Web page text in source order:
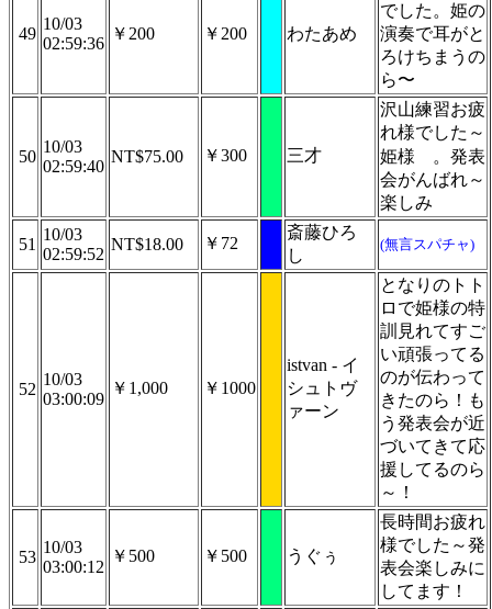
49
10/03
02:59:36
￥200 ￥200 わたあめ
でした。姫の
演奏で耳がと
ろけちまうの
ら〜
50
10/03
02:59:40
NT$75.00 ￥300 三才
沢山練習お疲
れ様でした～
姫様
。発表
会がんばれ～
楽しみ
51
10/03
02:59:52
NT$18.00 ￥72
斎藤ひろ
し
(無言スパチャ)
52
10/03
03:00:09
￥1,000 ￥1000
istvan - イ
シュトヴ
ァーン
となりのトト
ロで姫様の特
訓見れてすご
い頑張ってる
のが伝わって
きたのら！も
う発表会が近
づいてきて応
援してるのら
～！
53
10/03
03:00:12
￥500 ￥500 うぐぅ
長時間お疲れ
様でした～発
表会楽しみに
してます！